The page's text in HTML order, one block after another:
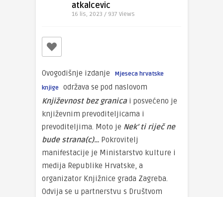
atkalcevic
16 lis, 2023 / 937 Views
Ovogodišnje izdanje
Mjeseca hrvatske
knjige održava se pod naslovom
Književnost bez granicai posvećeno je
književnim prevoditeljicama i
prevoditeljima. Moto je Nek’ ti riječ ne
bude strana(c)… Pokrovitelj
manifestacije je Ministarstvo kulture i
medija Republike Hrvatske, a
organizator Knjižnice grada Zagreba.
Odvija se u partnerstvu s Društvom